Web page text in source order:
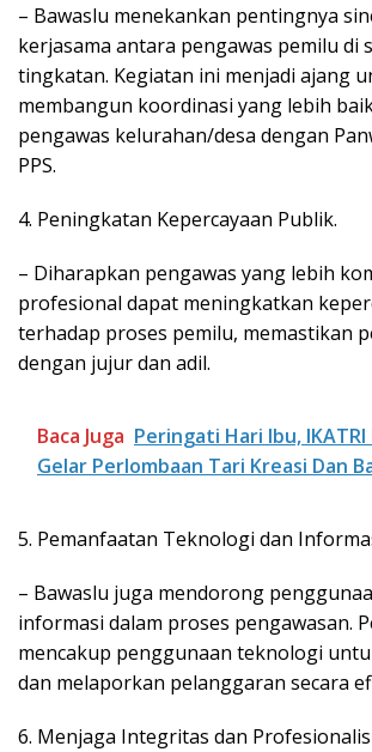
– Bawaslu menekankan pentingnya
kerjasama antara pengawas pemilu di
tingkatan. Kegiatan ini menjadi ajang
membangun koordinasi yang lebih
pengawas kelurahan/desa dengan
PPS.
4. Peningkatan Kepercayaan Publik.
– Diharapkan pengawas yang lebih
profesional dapat meningkatkan
terhadap proses pemilu, memastikan
dengan jujur dan adil.
Baca Juga Peringati Hari Ibu, IKATRI
Gelar Perlombaan Tari Kreasi Dan
5. Pemanfaatan Teknologi dan
– Bawaslu juga mendorong
informasi dalam proses pengawasan.
mencakup penggunaan teknologi
dan melaporkan pelanggaran secara
6. Menjaga Integritas dan